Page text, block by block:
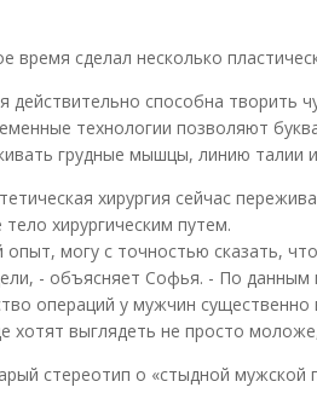
время сделал несколько
действительно способна
технологии позволяют
грудные мышцы, линию талии
хирургия сейчас
хирургическим путем.
могу с точностью сказать,
- объясняет Софья. - По
операций у мужчин
выглядеть не просто моложе,
стереотип о «стыдной